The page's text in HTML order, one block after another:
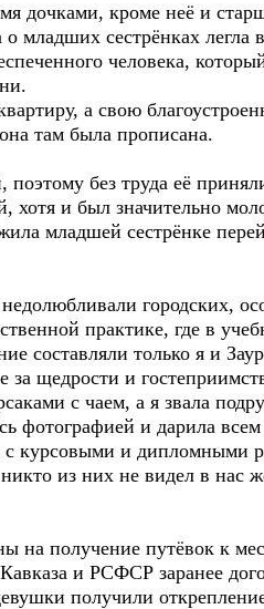
кроме неё и
младших сестрёнках легла
человека,
а свою
там была прописана.
без труда её
хотя и был значительно
младшей сестрёнке
городских,
практике, где в
составляли только я и
щедрости и
с чаем, а я звала
фотографией и дарила
с курсовыми и дипломными
из них не видел в нас
получение путёвок к
и РСФСР заранее
получили